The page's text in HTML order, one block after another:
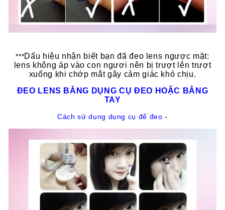
***Dấu hiệu nhận biết bạn đã đeo lens ngược mặt:
lens không áp vào con ngươi nên bị trượt lên trượt
xuống khi chớp mắt gây cảm giác khó chịu.
ĐEO LENS BẰNG DỤNG CỤ ĐEO HOẶC BẰNG
TAY
-
Cách sử dụng dụng cụ để đeo